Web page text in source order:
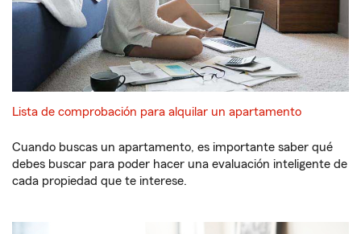
Lista de comprobación para alquilar un apartamento
Cuando buscas un apartamento, es importante saber qué
debes buscar para poder hacer una evaluación inteligente de
cada propiedad que te interese.